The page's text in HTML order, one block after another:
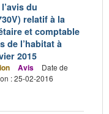
du
relatif à la
et comptable
de l’habitat à
2015
Avis
Date de
: 25-02-2016